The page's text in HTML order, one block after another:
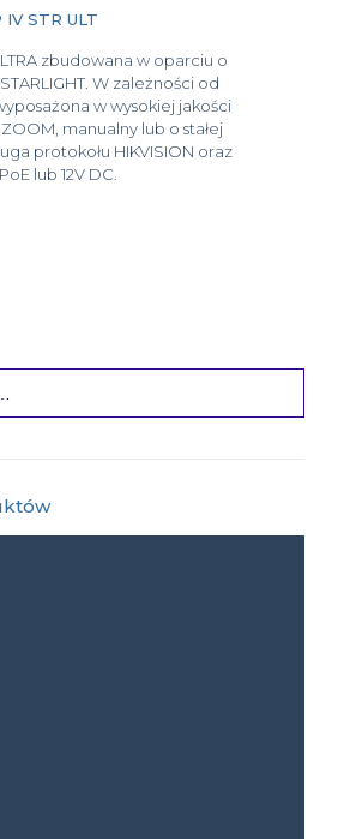
STR ULT
zbudowana w oparciu o
W zależności od
w wysokiej jakości
manualny lub o stałej
protokołu HIKVISION oraz
lub 12V DC.